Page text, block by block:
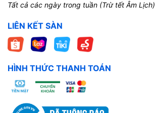
Tất cả các ngày trong tuần (Trừ tết Âm Lịch)
LIÊN KẾT SÀN
HÌNH THỨC THANH TOÁN